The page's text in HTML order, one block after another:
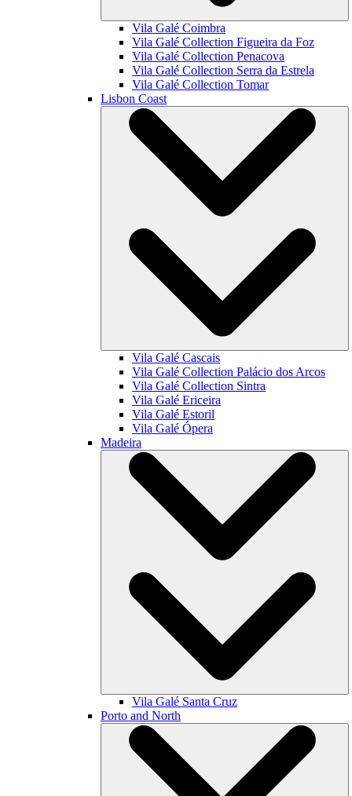
Vila Galé Coimbra
Vila Galé Collection Figueira da Foz
Vila Galé Collection Penacova
Vila Galé Collection Serra da Estrela
Vila Galé Collection Tomar
Lisbon Coast
Vila Galé Cascais
Vila Galé Collection Palácio dos Arcos
Vila Galé Collection Sintra
Vila Galé Ericeira
Vila Galé Estoril
Vila Galé Ópera
Madeira
Vila Galé Santa Cruz
Porto and North